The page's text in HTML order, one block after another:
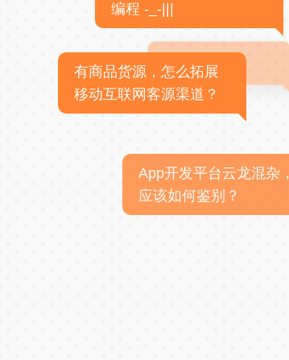
编程 -_-|||
有商品货源，怎么拓展
移动互联网客源渠道？
App开发平台云龙混杂，
应该如何鉴别？